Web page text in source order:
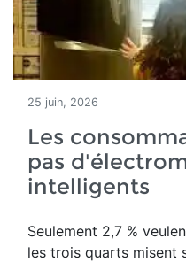
25 juin, 2026
Les
pas
intelligents
Seulement 2,7 %
les trois quarts misent